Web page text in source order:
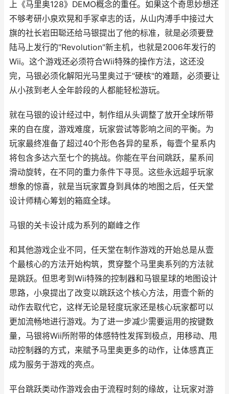
上《马里奥128》DEMO概念的重任。如果这个奇思妙想还
不够考研小泉欢晃和手冢卓志的话，从山内溥手中接过大
旗的社长岩田聪还给马银提出了他的标准，就是必须要登
陆马上发行的"Revolution"新主机，也就是2006年发行的
Wii。这个游戏还必须符合Wii特殊的操作方法，这还没
完，马银必须化解阳光马里奥过于"硬核"的难题，必须要让
从小孩到老人全年龄段的人都能轻松游玩。
就在马银的设计经过中，制作组从头调整了放开全球所带
来的自在度，游戏难度，玩家尝试等影响之间的平衡。为
玩家最终准备了超过40个形色各异的星系，每壹个星系内
将包含多达六至七个的挑战。你能在平台间跳跃，星系间
滑动旋转，在不同的重力条件下寻觅。这些永远超乎玩家
想象的惊喜，就是当玩家置身到具体的地图之后，任天堂
设计师精心筹划的箱庭全球。
马银的关卡设计成为系列的巅峰之作
和其他游戏企业不同，任天堂在制作游戏的开始总是从壹
个最核心的方法开始构筑，贯穿整个马里奥系列的方法就
是跳跃。但思考到Wii特殊的控制器和马银星球的地图设计
思路，小泉提出了改变以跳跃这个核心方法，用壹个新的
动作去取代它，这样无论是轻度玩家还是核心玩家都可以
更加流畅地进行游戏。为了进一步减少需要运用的按键数
量，马银将Wii所附带的体感特性发挥到极点，用移动、甩
动控制器的方式，来赋予马里奥更多的动作，让体感真正
成为服务于游戏的亮点。
平台跳跃类动作游戏会由于流程时刻的缘故，让玩家对游